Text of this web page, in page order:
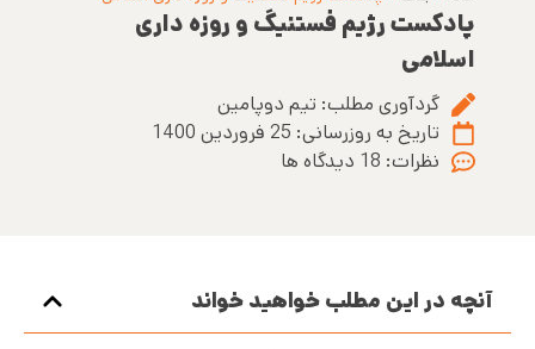
پادکست رژیم فستنیگ و روزه داری
اسلامی
گردآوری مطلب: تیم دوپامین
تاریخ به روزرسانی: 25 فروردین 1400
نظرات:
آنچه در این مطلب خواهید خواند